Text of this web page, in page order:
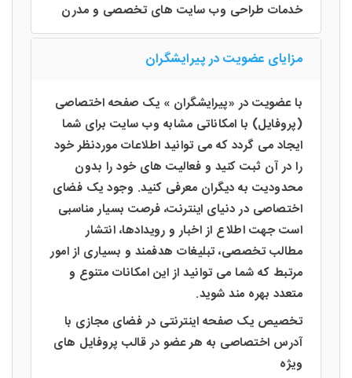
خدمات طراحی وب سایت های تخصصی و مدرن
مزایای عضویت در پیرایشگران
با عضویت در «پیرایشگران » یک صفحه اختصاصی
(پروفایل) با امکاناتی مشابه وب سایت برای شما
ایجاد می گردد که می توانید اطلاعات موردنظر خود
را در آن ثبت کنید و فعالیت های خود را بدون
محدودیت به دیگران معرفی کنید. وجود یک فضای
اختصاصی در دنیای اینترنت، فرصت بسیار مناسبی
است جهت اطلاع از اخبار و رویدادها، انتشار
مطالب تخصصی، تبلیغات هدفمند و بسیاری از امور
مرتبط که شما می توانید از این امکانات متنوع و
متعدد بهره مند شوید.
تخصیص یک صفحه اینترنتی در فضای مجازی با
آدرس اختصاصی به هر عضو در قالب پروفایل های
ویژه